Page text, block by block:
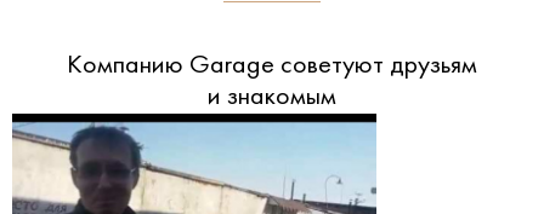
Компанию Garage советуют друзьям
и знакомым